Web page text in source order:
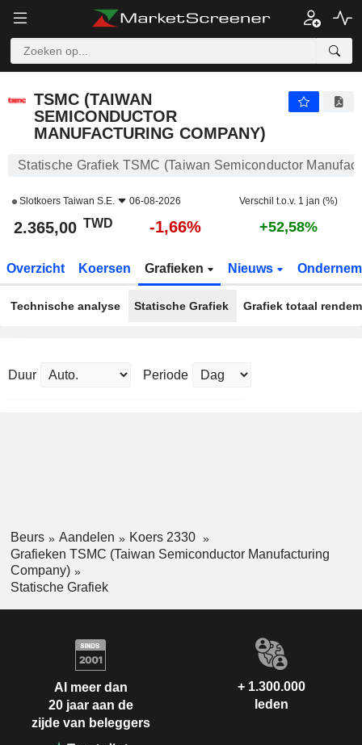
TSMC (TAIWAN
SEMICONDUCTOR
MANUFACTURING COMPANY)
Statische Grafiek TSMC (Taiwan Semiconductor
Slotkoers Taiwan S.E. 06-08-2026 Verschil t.o.v. 1 jan (%)
2.365,00 TWD -1,66% +52,58%
Overzicht Koersen Grafieken Nieuws
Technische analyse Statische Grafiek Grafiek totaal
Duur Periode
Beurs Aandelen
Koers 2330
Grafieken TSMC (Taiwan Semiconductor Manufacturing
Company)
Statische Grafiek
Al meer dan
20 jaar aan de
zijde van beleggers
+ 1.300.000
leden